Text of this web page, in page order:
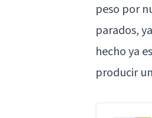
peso por
parados,
hecho ya
producir